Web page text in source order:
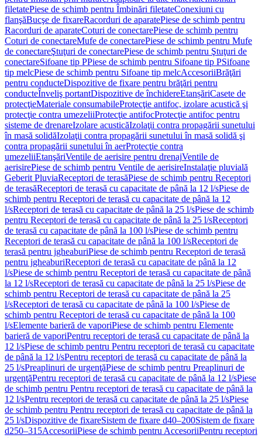
filetatePiese de schimb pentru Îmbinări filetateConexiuni cu
flanşăBucşe de fixareRacorduri de aparatePiese de schimb pentru
Racorduri de aparateCoturi de conectarePiese de schimb pentru
Coturi de conectareMufe de conectarePiese de schimb pentru Mufe
de conectareŞtuţuri de conectarePiese de schimb pentru Ştuţuri de
conectareSifoane tip PPiese de schimb pentru Sifoane tip PSifoane
tip melcPiese de schimb pentru Sifoane tip melcAccesoriiBrăţări
pentru conducteDispozitive de fixare pentru brăţări pentru
conducteÎnveliş portantDispozitive de închidereEtanșăriCasete de
protecţieMateriale consumabileProtecţie antifoc, izolare acustică şi
protecţie contra umezeliiProtecţie antifocProtecţie antifoc pentru
sisteme de drenareIzolare acusticăIzolaţii contra propagării sunetului
în masă solidăIzolaţii contra propagării sunetului în masă solidă şi
contra propagării sunetului în aerProtecţie contra
umezeliiEtanşăriVentile de aerisire pentru drenajVentile de
aerisirePiese de schimb pentru Ventile de aerisireInstalaţie pluvială
Geberit PluviaReceptori de terasăPiese de schimb pentru Receptori
de terasăReceptori de terasă cu capacitate de până la 12 l/sPiese de
schimb pentru Receptori de terasă cu capacitate de până la 12
l/sReceptori de terasă cu capacitate de până la 25 l/sPiese de schimb
pentru Receptori de terasă cu capacitate de până la 25 l/sReceptori
de terasă cu capacitate de până la 100 l/sPiese de schimb pentru
Receptori de terasă cu capacitate de până la 100 l/sReceptori de
terasă pentru jgheaburiPiese de schimb pentru Receptori de terasă
pentru jgheaburiReceptori de terasă cu capacitate de până la 12
l/sPiese de schimb pentru Receptori de terasă cu capacitate de până
la 12 l/sReceptori de terasă cu capacitate de până la 25 l/sPiese de
schimb pentru Receptori de terasă cu capacitate de până la 25
l/sReceptori de terasă cu capacitate de până la 100 l/sPiese de
schimb pentru Receptori de terasă cu capacitate de până la 100
l/sElemente barieră de vaporiPiese de schimb pentru Elemente
barieră de vaporiPentru receptori de terasă cu capacitate de până la
12 l/sPiese de schimb pentru Pentru receptori de terasă cu capacitate
de până la 12 l/sPentru receptori de terasă cu capacitate de până la
25 l/sPreaplinuri de urgenţăPiese de schimb pentru Preaplinuri de
urgenţăPentru receptori de terasă cu capacitate de până la 12 l/sPiese
de schimb pentru Pentru receptori de terasă cu capacitate de până la
12 l/sPentru receptori de terasă cu capacitate de până la 25 l/sPiese
de schimb pentru Pentru receptori de terasă cu capacitate de până la
25 l/sDispozitive de fixareSistem de fixare d40–200Sistem de fixare
d250–315AccesoriiPiese de schimb pentru AccesoriiPentru receptori